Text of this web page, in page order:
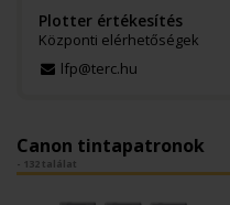
Plotter értékesítés
Központi elérhetőségek
lfp@terc.hu
Canon tintapatronok
- 132 találat